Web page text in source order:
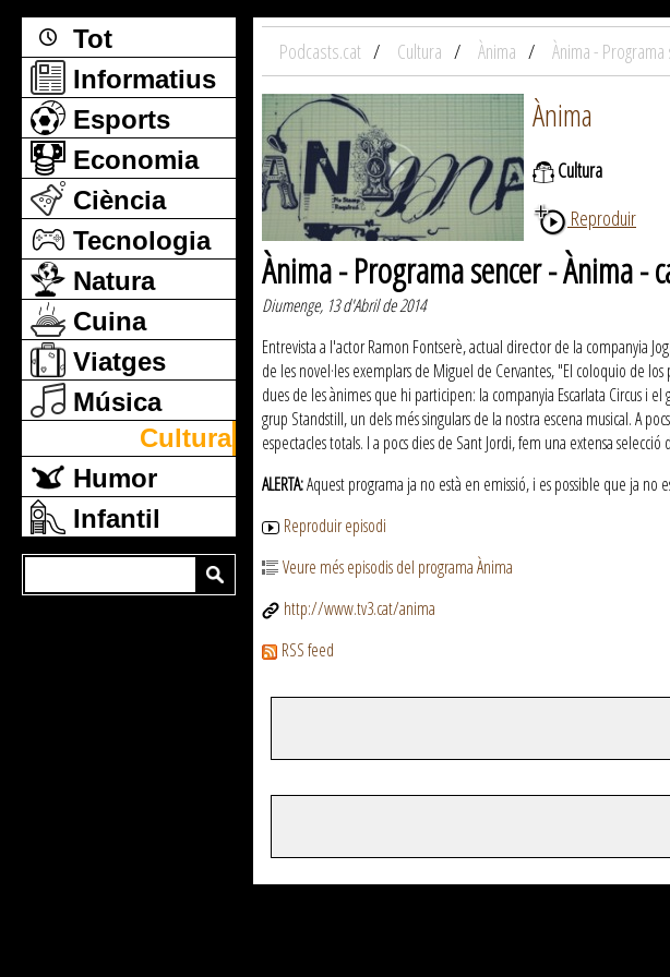
Tot
Informatius
Esports
Economia
Ciència
Tecnologia
Natura
Cuina
Viatges
Música
Cultura
Humor
Infantil
Podcasts.cat Cultura Ànima Ànima -
Ànima
Cultura
Reproduir
Ànima - Programa sencer - Ànima -
Diumenge, 13 d'Abril de 2014
Entrevista a l'actor Ramon Fontserè, actual director de la companyia
de les novel·les exemplars de Miguel de Cervantes, "El coloquio de
dues de les ànimes que hi participen: la companyia Escarlata Circus i
grup Standstill, un dels més singulars de la nostra escena musical. A
espectacles totals. I a pocs dies de Sant Jordi, fem una extensa
ALERTA:Aquest programa ja no està en emissió, i es possible que ja no
Reproduir episodi
Veure més episodis del programa Ànima
http://www.tv3.cat/anima
RSS feed